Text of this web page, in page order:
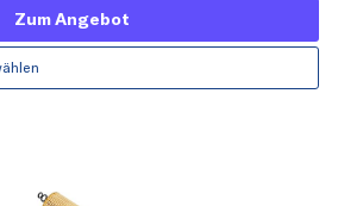
Zum Angebot